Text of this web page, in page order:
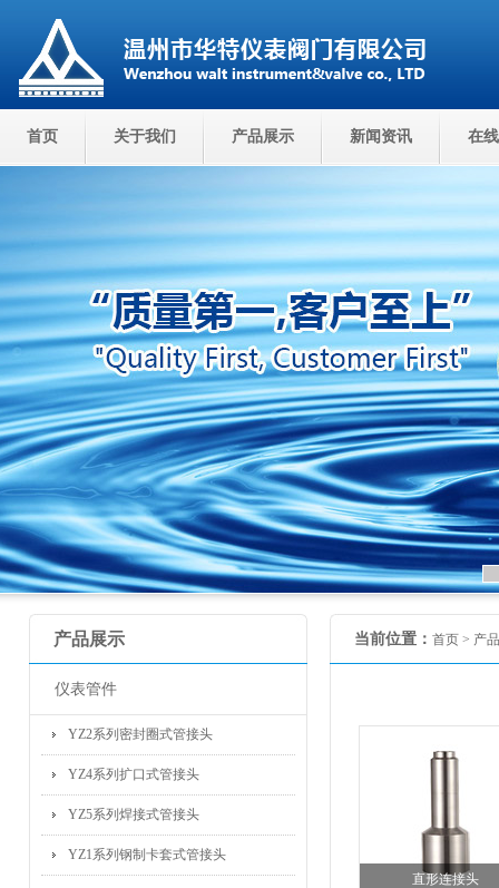
首页 关于我们 产品展示 新闻资讯 在
产品展示
仪表管件
YZ2系列密封圈式管接头
YZ4系列扩口式管接头
YZ5系列焊接式管接头
YZ1系列钢制卡套式管接头
当前位置： 首页 > 产
直形连接头